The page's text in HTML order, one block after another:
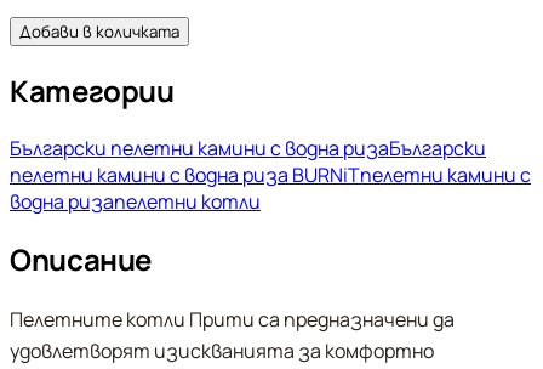
Добави в количката
Категории
Български пелетни камини с водна ризаБългарски
пелетни камини с водна риза BURNiTпелетни камини с
водна ризапелетни котли
Описание
Пелетните котли Прити са предназначени да
удовлетворят изискванията за комфортно